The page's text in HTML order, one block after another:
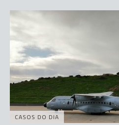
CASOS DO DIA